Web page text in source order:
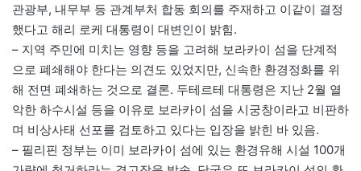
관광부, 내무부 등 관계부처 합동 회의를 주재하고 이같이 결정
했다고 해리 로케 대통령이 대변인이 밝힘.
– 지역 주민에 미치는 영향 등을 고려해 보라카이 섬을 단계적
으로 폐쇄해야 한다는 의견도 있었지만, 신속한 환경정화를 위
해 전면 폐쇄하는 것으로 결론. 두테르테 대통령은 지난 2월 열
악한 하수시설 등을 이유로 보라카이 섬을 시궁창이라고 비판하
며 비상사태 선포를 검토하고 있다는 입장을 밝힌 바 있음.
– 필리핀 정부는 이미 보라카이 섬에 있는 환경유해 시설 100개